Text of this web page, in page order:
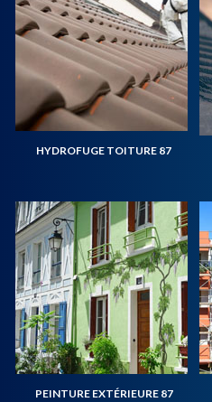
HYDROFUGE TOITURE 87
PEINTURE EXTÉRIEURE 87